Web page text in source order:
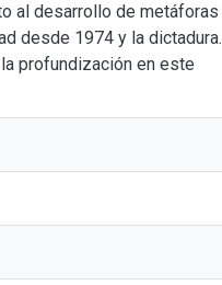
al desarrollo de metáforas
desde 1974 y la dictadura.
profundización en este